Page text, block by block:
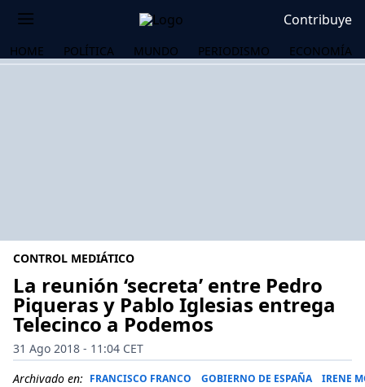
Contribuye
HOME POLÍTICA MUNDO PERIODISMO ECONOMÍA
CONTROL MEDIÁTICO
La reunión ‘secreta’ entre Pedro
Piqueras y Pablo Iglesias entrega
Telecinco a Podemos
31 Ago 2018 - 11:04 CET
Archivado en: FRANCISCO FRANCO GOBIERNO DE ESPAÑA IRENE